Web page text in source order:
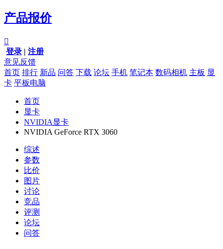
产品报价

登录 | 注册
意见反馈
首页 排行 新品 问答 下载 论坛 手机 笔记本 数码相机 主板 显
卡 平板电脑
首页
显卡
NVIDIA显卡
NVIDIA GeForce RTX 3060
综述
参数
比价
图片
讨论
竞品
评测
论坛
问答